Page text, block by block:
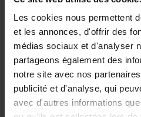
Les cookies nous permettent
et les annonces, d'offrir des
médias sociaux et d'analyser
partageons également des
notre site avec nos
publicité et d'analyse, qui
avec d'autres informations
Vous recevez une demande
avec l’équipe
Nous avons
À Saint-Germain-en-Laye, la